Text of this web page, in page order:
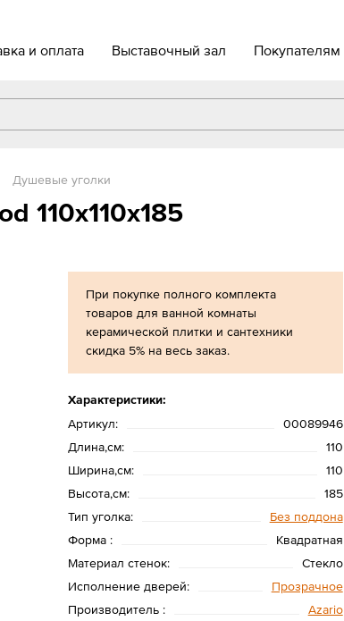
и оплата Выставочный зал Покупателям
Душевые уголки
110х110х185
При покупке полного комплекта
товаров для ванной комнаты
керамической плитки и сантехники
скидка 5% на весь заказ.
Характеристики:
Артикул:
00089946
Длина,см:
110
Ширина,см:
110
Высота,см:
185
Тип уголка:
Без поддона
Форма :
Квадратная
Материал стенок:
Стекло
Исполнение дверей:
Прозрачное
Производитель :
Azario